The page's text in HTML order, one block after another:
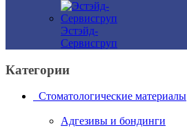
Эстэйд-
Сервисгруп
Категории
Стоматологические материалы
Адгезивы и бондинги